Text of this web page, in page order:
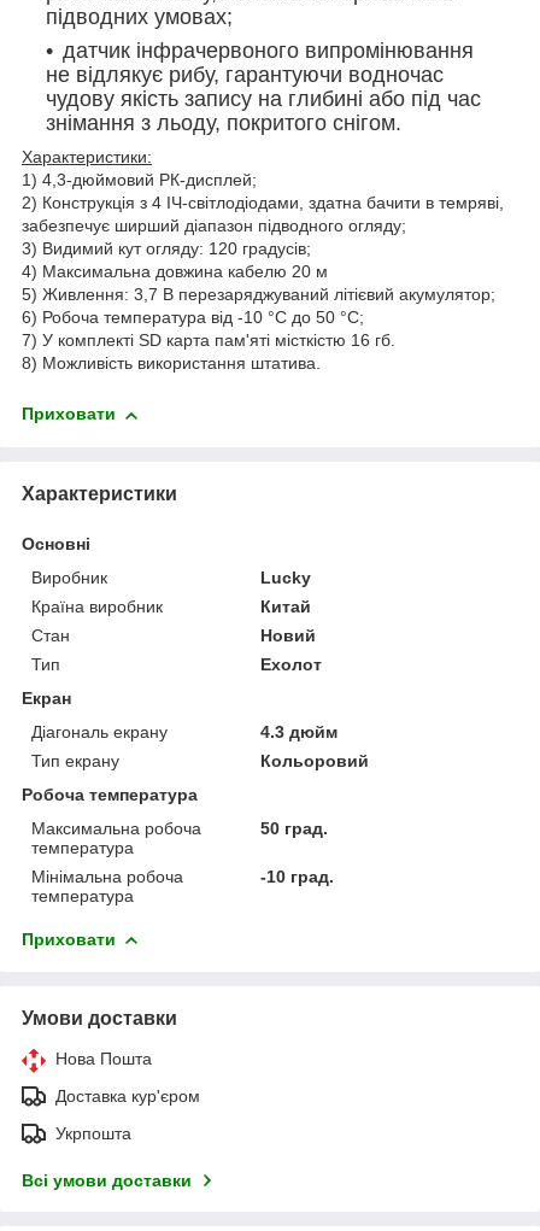
підводних умовах;
датчик інфрачервоного випромінювання
не відлякує рибу, гарантуючи водночас
чудову якість запису на глибині або під час
знімання з льоду, покритого снігом.
Характеристики:
1) 4,3-дюймовий РК-дисплей;
2) Конструкція з 4 ІЧ-світлодіодами, здатна бачити в темряві,
забезпечує ширший діапазон підводного огляду;
3) Видимий кут огляду: 120 градусів;
4) Максимальна довжина кабелю 20 м
5) Живлення: 3,7 В перезаряджуваний літієвий акумулятор;
6) Робоча температура від -10 °C до 50 °C;
7) У комплекті SD карта пам'яті місткістю 16 гб.
8) Можливість використання штатива.
Приховати
Характеристики
Основні
Виробник
Lucky
Країна виробник
Китай
Стан
Новий
Тип
Ехолот
Екран
Діагональ екрану
4.3 дюйм
Тип екрану
Кольоровий
Робоча температура
Максимальна робоча
температура
50 град.
Мінімальна робоча
температура
-10 град.
Приховати
Умови доставки
Нова Пошта
Доставка кур'єром
Укрпошта
Всі умови доставки